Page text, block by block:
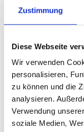
Zustimmung
Diese Webseite
Wir verwenden
personalisieren,
zu können und die
analysieren.
Verwendung
soziale Medien,
Abgebogene und
herkömmlichen
werden. Die
photodynamischen